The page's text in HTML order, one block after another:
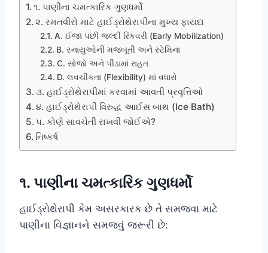
૧. પાણીના ચમત્કારિક ગુણધર્મો
૨. રમતવીરો માટે હાઈડ્રોથેરાપીના મુખ્ય ફાયદા
A. ઈજા પછી જલ્દી રિકવરી (Early Mobilization)
B. સ્નાયુઓની મજબૂતી અને સ્ટેમિના
C. સોજો અને પીડામાં રાહત
D. લવચીકતા (Flexibility) માં વધારો
૩. હાઈડ્રોથેરાપીમાં કરવામાં આવતી પ્રવૃત્તિઓ
૪. હાઈડ્રોથેરાપી વિરુદ્ધ આઈસ બાથ (Ice Bath)
૫. કોણે સાવચેતી રાખવી જોઈએ?
નિષ્કર્ષ
૧. પાણીના ચમત્કારિક ગુણધર્મો
હાઈડ્રોથેરાપી કેમ અસરકારક છે તે સમજવા માટે
પાણીના વિજ્ઞાનને સમજવું જરૂરી છે: